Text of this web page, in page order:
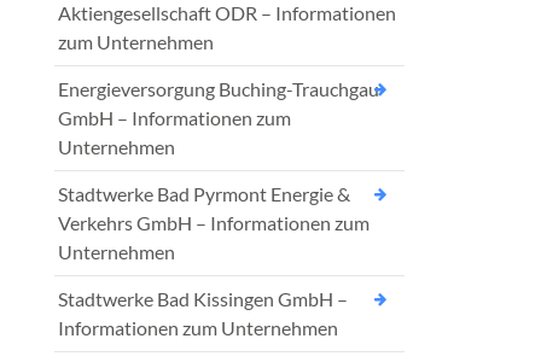
Aktiengesellschaft ODR – Informationen
zum Unternehmen
Energieversorgung Buching-Trauchgau
GmbH – Informationen zum
Unternehmen
Stadtwerke Bad Pyrmont Energie &
Verkehrs GmbH – Informationen zum
Unternehmen
Stadtwerke Bad Kissingen GmbH –
Informationen zum Unternehmen